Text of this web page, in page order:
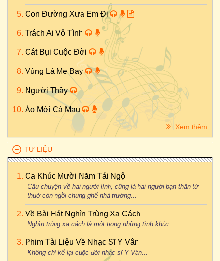
Con Đường Xưa Em Đi
Trách Ai Vô Tình
Cát Bụi Cuộc Đời
Vùng Lá Me Bay
Người Thầy
Áo Mới Cà Mau
Xem thêm
TƯ LIỆU
Ca Khúc Mười Năm Tái Ngộ
Câu chuyện về hai người lính, cũng là hai người bạn thân từ
thuở còn ngồi chung ghế nhà trường...
Về Bài Hát Nghìn Trùng Xa Cách
Nghìn trùng xa cách là một trong những tình khúc...
Phim Tài Liệu Về Nhạc Sĩ Y Vân
Không chỉ kể lại cuộc đời nhạc sĩ Y Vân...